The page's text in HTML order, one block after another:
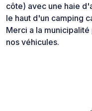
côte) avec une haie
le haut d'un camping
Merci a la
nos véhicules.